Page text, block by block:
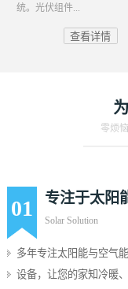
统。光伏组件...
查看详情
零烦
01 专注于太阳
Solar Solution
多年专注太阳能与空气
设备，让您的家知冷暖